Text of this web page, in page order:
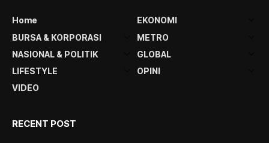
Home
EKONOMI
BURSA & KORPORASI
METRO
NASIONAL & POLITIK
GLOBAL
LIFESTYLE
OPINI
VIDEO
RECENT POST